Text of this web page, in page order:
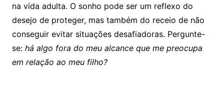
na vida adulta. O sonho pode ser um reflexo do
desejo de proteger, mas também do receio de não
conseguir evitar situações desafiadoras. Pergunte-
se: há algo fora do meu alcance que me preocupa
em relação ao meu filho?